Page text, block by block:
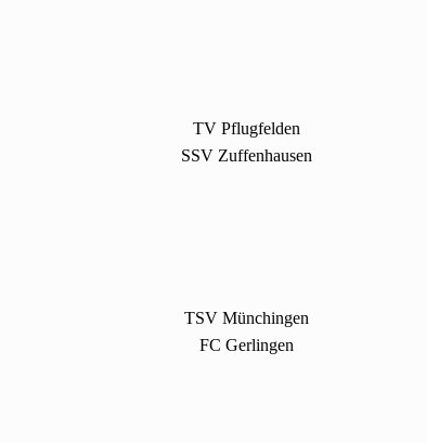
TV Pflugfelden
SSV Zuffenhausen
TSV Münchingen
FC Gerlingen